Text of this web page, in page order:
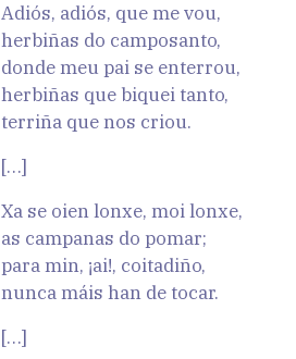
Adiós, adiós, que me vou,
herbiñas do camposanto,
donde meu pai se enterrou,
herbiñas que biquei tanto,
terriña que nos criou.
[…]
Xa se oien lonxe, moi lonxe,
as campanas do pomar;
para min, ¡ai!, coitadiño,
nunca máis han de tocar.
[…]